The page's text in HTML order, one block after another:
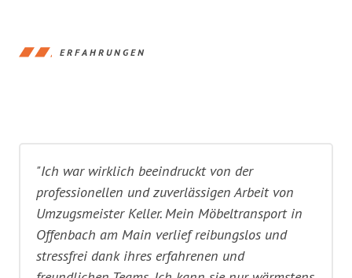
ERFAHRUNGEN
"Ich war wirklich beeindruckt von der
professionellen und zuverlässigen Arbeit von
Umzugsmeister Keller. Mein Möbeltransport in
Offenbach am Main verlief reibungslos und
stressfrei dank ihres erfahrenen und